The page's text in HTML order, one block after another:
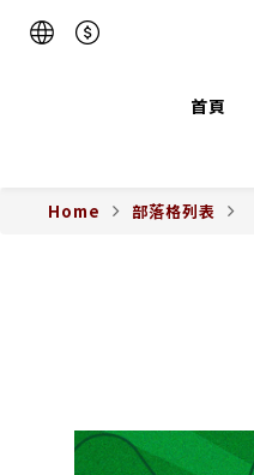
首頁
Home 部落格列表